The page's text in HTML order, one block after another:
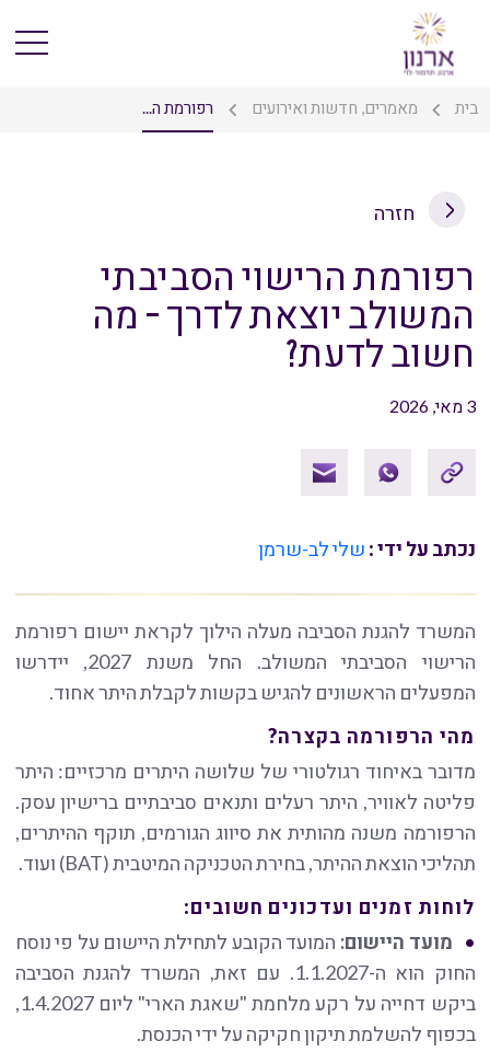
בית מאמרים, חדשות ואירועים רפורמת ה...
חזרה
רפורמת הרישוי הסביבתי
המשולב יוצאת לדרך – מה
חשוב לדעת?
3 מאי, 2026
נכתב על ידי : שלי לב-שרמן
המשרד להגנת הסביבה מעלה הילוך לקראת יישום רפורמת
הרישוי הסביבתי המשולב. החל משנת 2027, יידרשו
המפעלים הראשונים להגיש בקשות לקבלת היתר אחוד.
מהי הרפורמה בקצרה?
מדובר באיחוד רגולטורי של שלושה היתרים מרכזיים: היתר
פליטה לאוויר, היתר רעלים ותנאים סביבתיים ברישיון עסק.
הרפורמה משנה מהותית את סיווג הגורמים, תוקף ההיתרים,
תהליכי הוצאת ההיתר, בחירת הטכניקה המיטבית (BAT) ועוד.
לוחות זמנים ועדכונים חשובים:
מועד היישום: המועד הקובע לתחילת היישום על פי נוסח
החוק הוא ה-1.1.2027. עם זאת, המשרד להגנת הסביבה
ביקש דחייה על רקע מלחמת "שאגת הארי" ליום 1.4.2027,
בכפוף להשלמת תיקון חקיקה על ידי הכנסת.